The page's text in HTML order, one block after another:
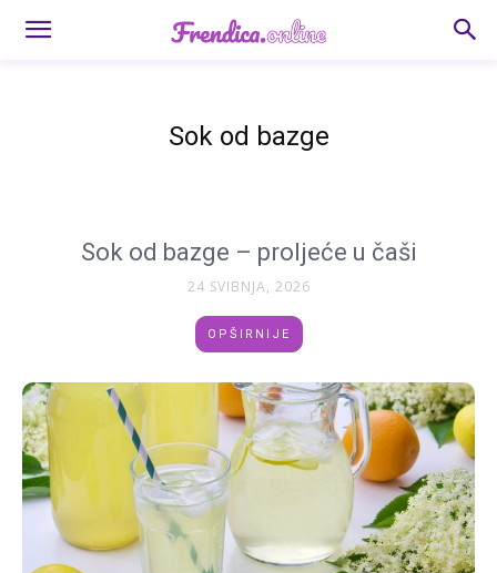
Sok od bazge
Sok od bazge – proljeće u čaši
24 SVIBNJA, 2026
OPŠIRNIJE